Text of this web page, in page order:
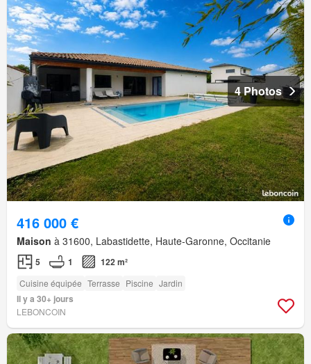
4 Photos
416 000 €
Maison à 31600, Labastidette, Haute-Garonne, Occitanie
5 1 122 m²
Cuisine équipée Terrasse Piscine Jardin
Il y a 30+ jours
LEBONCOIN